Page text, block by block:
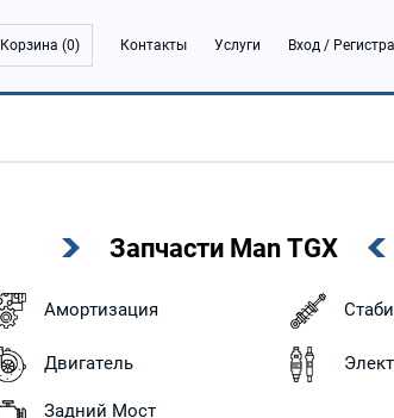
Корзина (0) Контакты Услуги Вход /
Запчасти Man TGX
Амортизация
Двигатель
Задний Мост